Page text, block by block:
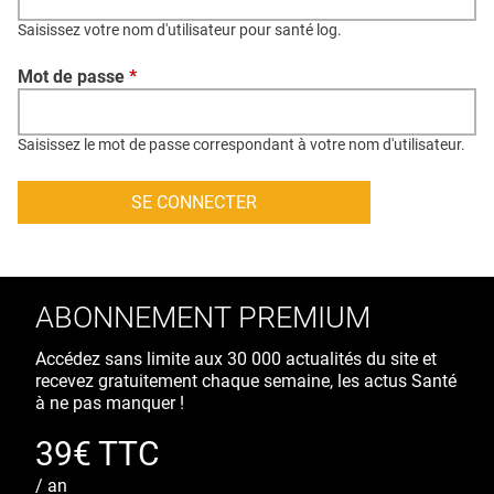
CONTACT
CRÉDITS
Saisissez votre nom d'utilisateur pour santé log.
Mot de passe *
Saisissez le mot de passe correspondant à votre nom d'utilisateur.
ABONNEMENT PREMIUM
Accédez sans limite aux 30 000 actualités du site et
recevez gratuitement chaque semaine, les actus Santé
à ne pas manquer !
39€ TTC
/ an